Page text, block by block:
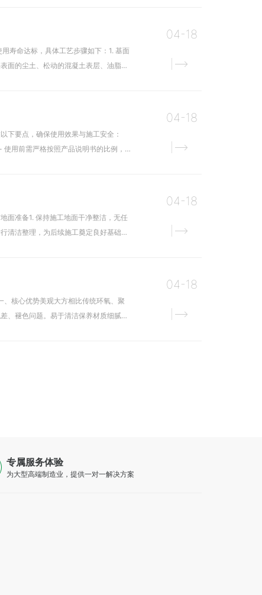
04-18
寿命达标，具体工艺步骤如下：1. 基面
面的尘土、松动的混凝土表层、油脂、
04-18
下要点，确保使用效果与施工安全：
用前需严格按照产品说明书的比例，
04-18
面准备1. 保持施工地面干净整洁，无任
清洁整理，为后续施工奠定良好基础。
04-18
核心优势美观大方相比传统环氧、聚
、褪色问题。易于清洁保养材质细腻致
专属服务体验
为大型高端制造业，提供一对一解决方案